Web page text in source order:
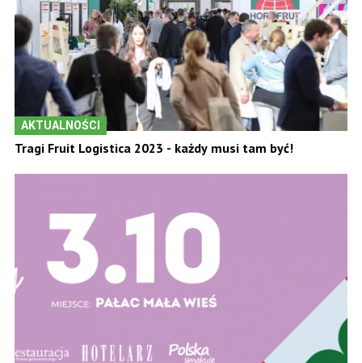
AKTUALNOŚCI
Tragi Fruit Logistica 2023 - każdy musi tam być!